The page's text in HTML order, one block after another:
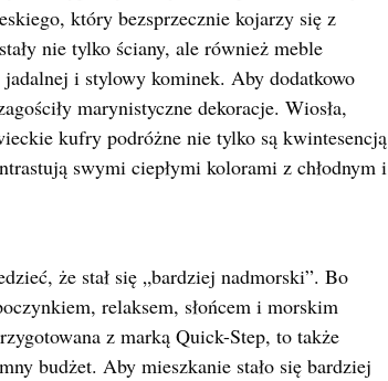
który bezsprzecznie kojarzy się z
nie tylko ściany, ale również meble
jadalnej i stylowy kominek. Aby dodatkowo
marynistyczne dekoracje. Wiosła,
kufry podróżne nie tylko są kwintesencją
swymi ciepłymi kolorami z chłodnym i
że stał się „bardziej nadmorski”. Bo
relaksem, słońcem i morskim
z marką Quick-Step, to także
budżet. Aby mieszkanie stało się bardziej